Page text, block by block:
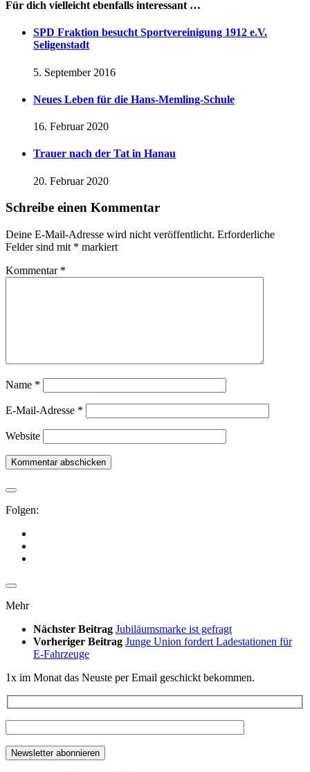
Für dich vielleicht ebenfalls interessant …
SPD Fraktion besucht Sportvereinigung 1912 e.V.
Seligenstadt
5. September 2016
Neues Leben für die Hans-Memling-Schule
16. Februar 2020
Trauer nach der Tat in Hanau
20. Februar 2020
Schreibe einen Kommentar
Deine E-Mail-Adresse wird nicht veröffentlicht. Erforderliche
Felder sind mit * markiert
Kommentar *
Name *
E-Mail-Adresse *
Website
Folgen:
Mehr
Nächster Beitrag Jubiläumsmarke ist gefragt
Vorheriger Beitrag Junge Union fordert Ladestationen für
E-Fahrzeuge
1x im Monat das Neuste per Email geschickt bekommen.